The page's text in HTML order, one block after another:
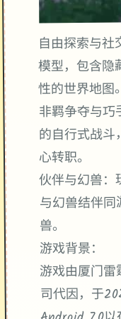
自由探索与社
模型，包含隐
性的世界地图。
非羁争夺与巧
的自行式战
心转职。
伙伴与幻兽：
与幻兽结伴
兽。
游戏背景：
游戏由厦门
司代因，于